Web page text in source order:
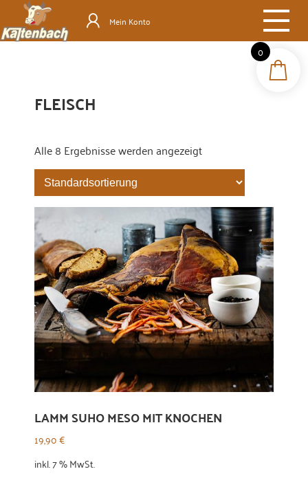
Mein Konto
FLEISCH
Alle 8 Ergebnisse werden angezeigt
LAMM SUHO MESO MIT KNOCHEN
19,90€
inkl. 7 % MwSt.
0